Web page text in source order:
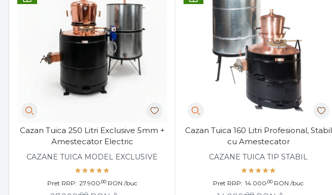
Cazan Tuica 250 Litri Exclusive 5mm +
Amestecator Electric
CAZANE TUICA MODEL EXCLUSIVE
Pret RRP: 27.900 ,00 RON /buc
Cazan Tuica 160 Litri Profesional, Stabil
cu Amestecator
CAZANE TUICA TIP STABIL
Pret RRP: 14.000,00 RON /buc